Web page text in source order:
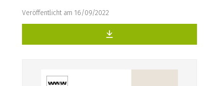
Veröffentlicht am 16/09/2022